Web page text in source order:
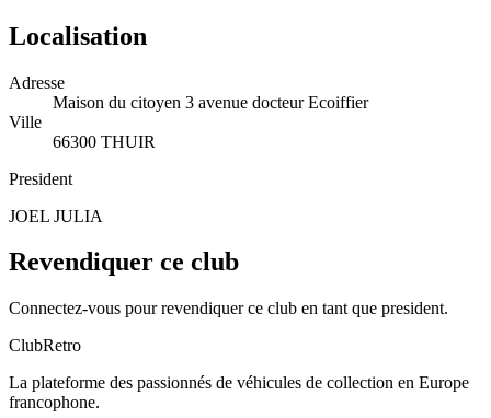
Localisation
Adresse
Maison du citoyen 3 avenue docteur Ecoiffier
Ville
66300 THUIR
President
JOEL JULIA
Revendiquer ce club
Connectez-vous pour revendiquer ce club en tant que president.
ClubRetro
La plateforme des passionnés de véhicules de collection en Europe
francophone.